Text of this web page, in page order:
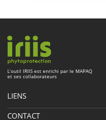
L’outil IRIIS est enrichi par le MAPAQ
et ses collaborateurs
LIENS
À propos
CONTACT